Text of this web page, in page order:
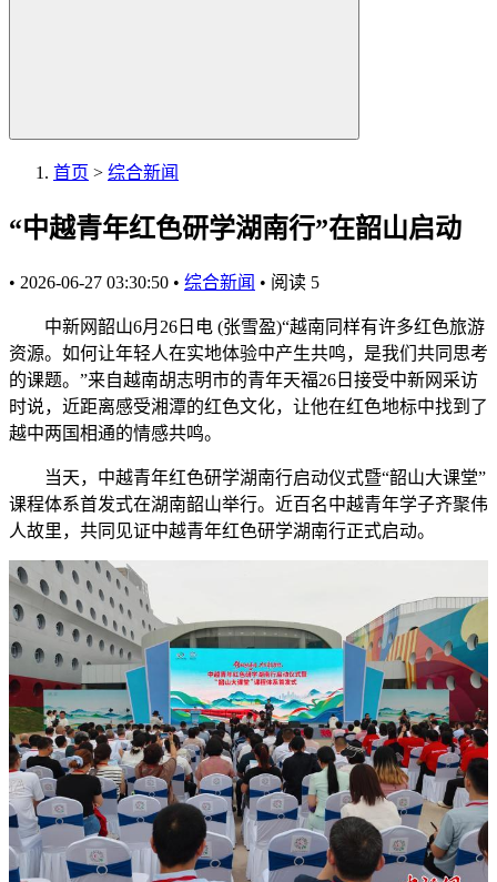
首页 > 综合新闻
“中越青年红色研学湖南行”在韶山启动
• 2026-06-27 03:30:50 • 综合新闻 • 阅读 5
中新网韶山6月26日电 (张雪盈)“越南同样有许多红色旅游
资源。如何让年轻人在实地体验中产生共鸣，是我们共同思考
的课题。”来自越南胡志明市的青年天福26日接受中新网采访
时说，近距离感受湘潭的红色文化，让他在红色地标中找到了
越中两国相通的情感共鸣。
当天，中越青年红色研学湖南行启动仪式暨“韶山大课堂”
课程体系首发式在湖南韶山举行。近百名中越青年学子齐聚伟
人故里，共同见证中越青年红色研学湖南行正式启动。